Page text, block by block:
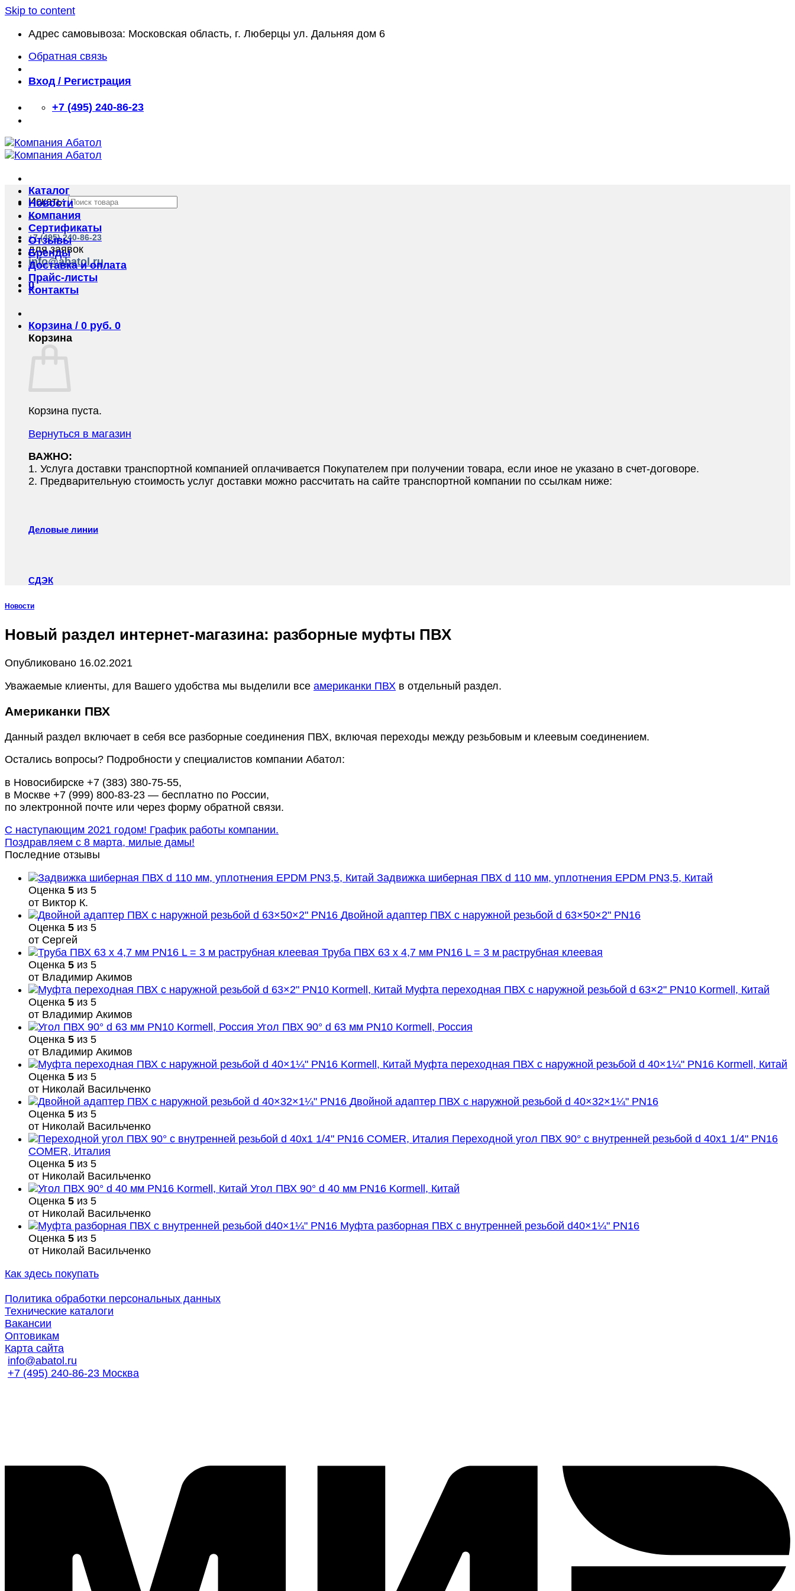
Skip to content
Адрес самовывоза: Московская область, г. Люберцы ул. Дальняя дом 6
Обратная связь
Вход / Регистрация
+7 (495) 240-86-23
Искать:
+7 (495) 240-86-23
для заявок
info@abatol.ru
0
Каталог
Новости
Компания
Сертификаты
Отзывы
Бренды
Доставка и оплата
Прайс-листы
Контакты
Корзина / 0 руб. 0
Корзина
Корзина пуста.
Вернуться в магазин
ВАЖНО:
1.⁠ ⁠Услуга доставки транспортной компанией оплачивается Покупателем при получении товара, если иное не указано в счет-договоре.
2.⁠ ⁠Предварительную стоимость услуг доставки можно рассчитать на сайте транспортной компании по ссылкам ниже:
Деловые линии
СДЭК
Новости
Новый раздел интернет-магазина: разборные муфты ПВХ
Опубликовано 16.02.2021
Уважаемые клиенты, для Вашего удобства мы выделили все американки ПВХ в отдельный раздел.
Американки ПВХ
Данный раздел включает в себя все разборные соединения ПВХ, включая переходы между резьбовым и клеевым соединением.
Остались вопросы? Подробности у специалистов компании Абатол:
в Новосибирске +7 (383) 380-75-55,
в Москве +7 (999) 800-83-23 — бесплатно по России,
по электронной почте или через форму обратной связи.
С наступающим 2021 годом! График работы компании.
Поздравляем с 8 марта, милые дамы!
Последние отзывы
Задвижка шиберная ПВХ d 110 мм, уплотнения EPDM PN3,5, Китай
Оценка 5 из 5
от Виктор К.
Двойной адаптер ПВХ с наружной резьбой d 63×50×2" PN16
Оценка 5 из 5
от Сергей
Труба ПВХ 63 х 4,7 мм PN16 L = 3 м раструбная клеевая
Оценка 5 из 5
от Владимир Акимов
Муфта переходная ПВХ с наружной резьбой d 63×2" PN10 Kormell, Китай
Оценка 5 из 5
от Владимир Акимов
Угол ПВХ 90° d 63 мм PN10 Kormell, Россия
Оценка 5 из 5
от Владимир Акимов
Муфта переходная ПВХ с наружной резьбой d 40×1¼" PN16 Kormell, Китай
Оценка 5 из 5
от Николай Васильченко
Двойной адаптер ПВХ с наружной резьбой d 40×32×1¼" PN16
Оценка 5 из 5
от Николай Васильченко
Переходной угол ПВХ 90° с внутренней резьбой d 40х1 1/4" PN16
COMER, Италия
Оценка 5 из 5
от Николай Васильченко
Угол ПВХ 90° d 40 мм PN16 Kormell, Китай
Оценка 5 из 5
от Николай Васильченко
Муфта разборная ПВХ с внутренней резьбой d40×1¼" PN16
Оценка 5 из 5
от Николай Васильченко
Как здесь покупать
Политика обработки персональных данных
Технические каталоги
Вакансии
Оптовикам
Карта сайта
info@abatol.ru
+7 (495) 240-86-23 Москва